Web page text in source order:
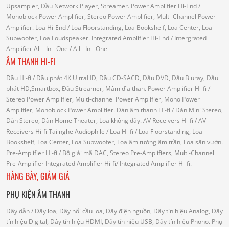
Upsampler, Đầu Network Player, Streamer. Power Amplifier Hi-End/
Monoblock Power Amplifier, Stereo Power Amplifier, Multi-Channel Power
Amplifier. Loa Hi-End/ Loa Floorstanding, Loa Bookshelf, Loa Center, Loa
Subwoofer, Loa Loudspeaker. Integrated Amplifier Hi-End/ Intergrated
AmplifierAll - In - One / All - In - One
ÂM THANH HI-FI
Đầu Hi-fi / Đầu phát 4K UltraHD, Đầu CD-SACD, Đầu DVD, Đầu Bluray, Đầu
phát HD,Smartbox, Đầu Streamer, Mâm đĩa than. Power Amplifier Hi-fi /
Stereo Power Amplifier, Multi-channel Power Amplifier, Mono Power
Amplifier, Monoblock Power Amplifier. Dàn âm thanh Hi-fi / Dàn Mini Stereo,
Dàn Stereo, Dàn Home Theater, Loa không dây. AV Receivers Hi-fi / AV
Receivers Hi-fi Tai nghe Audiophile / Loa Hi-fi / Loa Floorstanding, Loa
Bookshelf, Loa Center, Loa Subwoofer, Loa âm tường âm trần, Loa sân vườn.
Pre-Amplifier Hi-fi / Bộ giải mã DAC, Stereo Pre-Amplifiers, Multi-Channel
Pre-Amplifier Integrated Amplifier Hi-fi/ Integrated Amplifier Hi-fi.
HÀNG BÀY, GIẢM GIÁ
PHỤ KIỆN ÂM THANH
Dây dẫn/ Dây loa, Dây nối cầu loa, Dây điện nguồn, Dây tín hiệu Analog, Dây
tín hiệu Digital, Dây tín hiệu HDMI, Dây tín hiệu USB, Dây tín hiệu Phono. Phụ